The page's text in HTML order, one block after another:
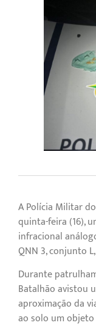
A Polícia Militar
quinta-feira (16),
infracional
QNN 3, conjunto
Durante
Batalhão avistou
aproximação da
ao solo um